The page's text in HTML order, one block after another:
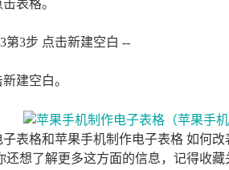
表格。
第3步 点击新建空白 --
建空白。
表格和苹果手机制作电子表格 如何
还想了解更多这方面的信息，记得收